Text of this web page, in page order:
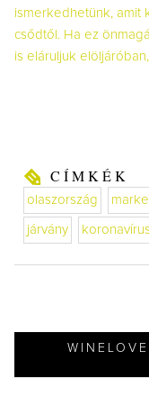
ismerkedhetünk, amit
csődtől. Ha ez
is eláruljuk
CÍMKÉK
olaszország
járvány koronavírus